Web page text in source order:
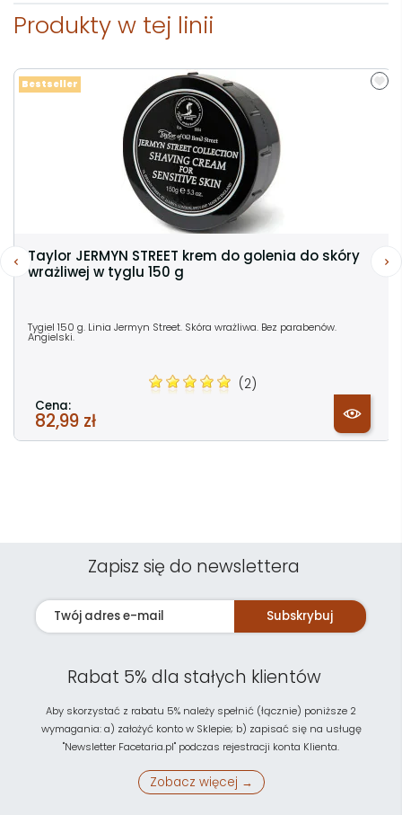
Produkty w tej linii
Taylor JERMYN STREET krem do golenia do skóry
wrażliwej w tyglu 150 g
Tygiel 150 g. Linia Jermyn Street. Skóra wrażliwa. Bez parabenów.
Angielski.
(2)
Cena:
82,99 zł
Bestseller
Zapisz się do newslettera
Subskrybuj
Rabat 5% dla stałych klientów
Aby skorzystać z rabatu 5% należy spełnić (łącznie) poniższe 2
wymagania: a) założyć konto w Sklepie; b) zapisać się na usługę
"Newsletter Facetaria.pl" podczas rejestracji konta Klienta.
Zobacz więcej →